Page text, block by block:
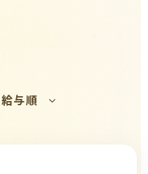
給与順